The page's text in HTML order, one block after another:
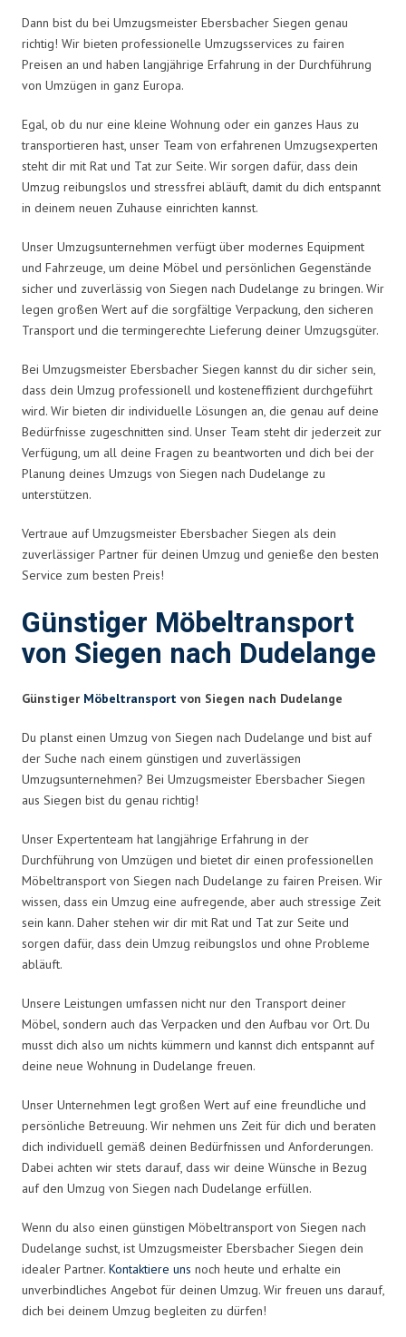
Dann bist du bei Umzugsmeister Ebersbacher Siegen genau
richtig! Wir bieten professionelle Umzugsservices zu fairen
Preisen an und haben langjährige Erfahrung in der Durchführung
von Umzügen in ganz Europa.
Egal, ob du nur eine kleine Wohnung oder ein ganzes Haus zu
transportieren hast, unser Team von erfahrenen Umzugsexperten
steht dir mit Rat und Tat zur Seite. Wir sorgen dafür, dass dein
Umzug reibungslos und stressfrei abläuft, damit du dich entspannt
in deinem neuen Zuhause einrichten kannst.
Unser Umzugsunternehmen verfügt über modernes Equipment
und Fahrzeuge, um deine Möbel und persönlichen Gegenstände
sicher und zuverlässig von Siegen nach Dudelange zu bringen. Wir
legen großen Wert auf die sorgfältige Verpackung, den sicheren
Transport und die termingerechte Lieferung deiner Umzugsgüter.
Bei Umzugsmeister Ebersbacher Siegen kannst du dir sicher sein,
dass dein Umzug professionell und kosteneffizient durchgeführt
wird. Wir bieten dir individuelle Lösungen an, die genau auf deine
Bedürfnisse zugeschnitten sind. Unser Team steht dir jederzeit zur
Verfügung, um all deine Fragen zu beantworten und dich bei der
Planung deines Umzugs von Siegen nach Dudelange zu
unterstützen.
Vertraue auf Umzugsmeister Ebersbacher Siegen als dein
zuverlässiger Partner für deinen Umzug und genieße den besten
Service zum besten Preis!
Günstiger Möbeltransport
von Siegen nach Dudelange
Günstiger Möbeltransport von Siegen nach Dudelange
Du planst einen Umzug von Siegen nach Dudelange und bist auf
der Suche nach einem günstigen und zuverlässigen
Umzugsunternehmen? Bei Umzugsmeister Ebersbacher Siegen
aus Siegen bist du genau richtig!
Unser Expertenteam hat langjährige Erfahrung in der
Durchführung von Umzügen und bietet dir einen professionellen
Möbeltransport von Siegen nach Dudelange zu fairen Preisen. Wir
wissen, dass ein Umzug eine aufregende, aber auch stressige Zeit
sein kann. Daher stehen wir dir mit Rat und Tat zur Seite und
sorgen dafür, dass dein Umzug reibungslos und ohne Probleme
abläuft.
Unsere Leistungen umfassen nicht nur den Transport deiner
Möbel, sondern auch das Verpacken und den Aufbau vor Ort. Du
musst dich also um nichts kümmern und kannst dich entspannt auf
deine neue Wohnung in Dudelange freuen.
Unser Unternehmen legt großen Wert auf eine freundliche und
persönliche Betreuung. Wir nehmen uns Zeit für dich und beraten
dich individuell gemäß deinen Bedürfnissen und Anforderungen.
Dabei achten wir stets darauf, dass wir deine Wünsche in Bezug
auf den Umzug von Siegen nach Dudelange erfüllen.
Wenn du also einen günstigen Möbeltransport von Siegen nach
Dudelange suchst, ist Umzugsmeister Ebersbacher Siegen dein
idealer Partner. Kontaktiere uns noch heute und erhalte ein
unverbindliches Angebot für deinen Umzug. Wir freuen uns darauf,
dich bei deinem Umzug begleiten zu dürfen!